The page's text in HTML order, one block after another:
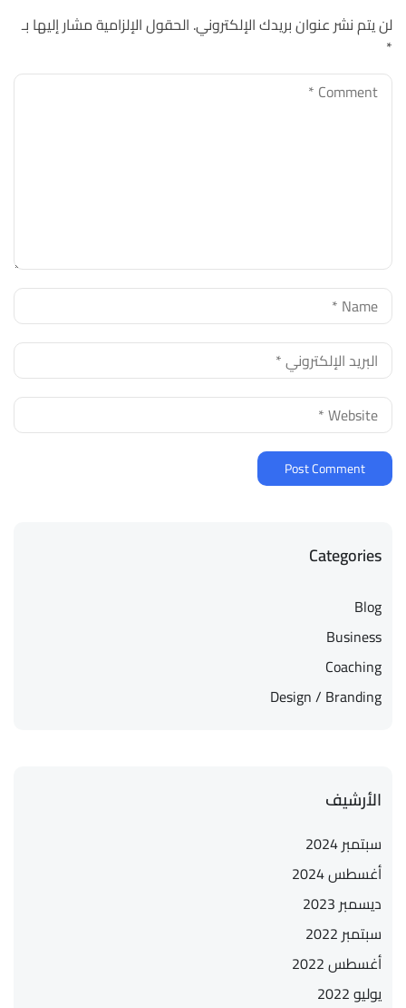
لن يتم نشر عنوان بريدك الإلكتروني. الحقول الإلزامية مشار إليها بـ
*
Categories
Blog
Business
Coaching
Design / Branding
الأرشيف
سبتمبر 2024
أغسطس 2024
ديسمبر 2023
سبتمبر 2022
أغسطس 2022
يوليو 2022